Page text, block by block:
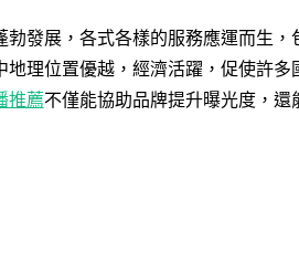
發展，各式各樣的服務應運而生，
理位置優越，經濟活躍，促使許多
推薦不僅能協助品牌提升曝光度，還